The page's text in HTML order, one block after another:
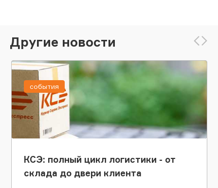
Другие новости
КСЭ: полный цикл логистики - от
склада до двери клиента
события